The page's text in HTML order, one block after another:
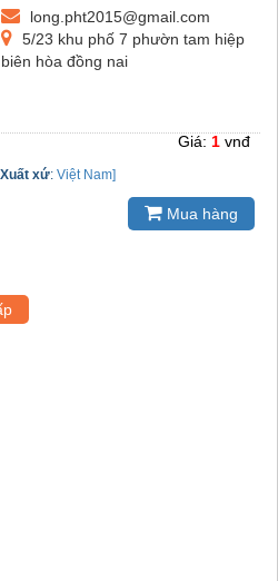
long.pht2015@gmail.com
5/23 khu phố 7 phườn tam hiệp
biên hòa đồng nai
Xuất xứ: Việt Nam]
Giá: 1 vnđ
Mua hàng